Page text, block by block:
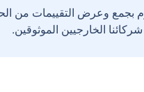
بجمع وعرض التقييمات من